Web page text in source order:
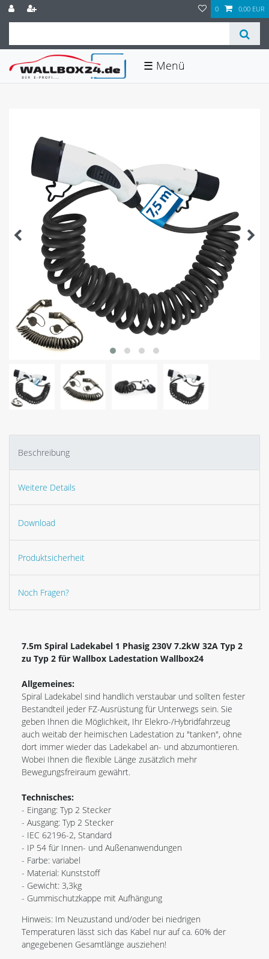
0 0,00 EUR
☰
Beschreibung
Weitere Details
Download
Produktsicherheit
Noch Fragen?
7.5m Spiral Ladekabel 1 Phasig 230V 7.2kW 32A Typ 2
zu Typ 2 für Wallbox Ladestation Wallbox24
Allgemeines:
Spiral Ladekabel sind handlich verstaubar und sollten fester
Bestandteil jeder FZ-Ausrüstung für Unterwegs sein. Sie
geben Ihnen die Möglichkeit, Ihr Elekro-/Hybridfahrzeug
auch weitab der heimischen Ladestation zu "tanken", ohne
dort immer wieder das Ladekabel an- und abzumontieren.
Wobei Ihnen die flexible Länge zusätzlich mehr
Bewegungsfreiraum gewährt.
Technisches:
- Eingang: Typ 2 Stecker
- Ausgang: Typ 2 Stecker
- IEC 62196-2, Standard
- IP 54 für Innen- und Außenanwendungen
- Farbe: variabel
- Material: Kunststoff
- Gewicht: 3,3kg
- Gummischutzkappe mit Aufhängung
Hinweis: Im Neuzustand und/oder bei niedrigen
Temperaturen lässt sich das Kabel nur auf ca. 60% der
angegebenen Gesamtlänge ausziehen!